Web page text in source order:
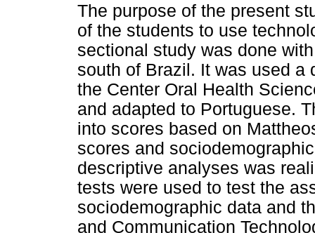
The purpose of the present
of the students to use
sectional study was done
south of Brazil. It was used a
the Center Oral Health
and adapted to Portuguese.
into scores based on
scores and
descriptive analyses was
tests were used to test the
sociodemographic data and
and Communication